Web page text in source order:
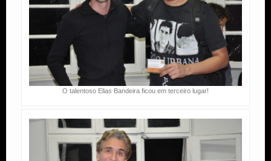
O talentoso Elias Bandeira ficou em terceiro lugar!